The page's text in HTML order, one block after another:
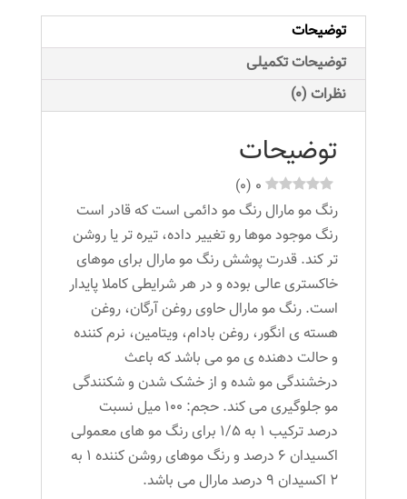
روشن
شماره
8.51
عدد
توضیحات
توضیحات تکمیلی
نظرات (0)
توضیحات
0
(
0
)
رنگ مو مارال رنگ مو دائمی است که قادر است
رنگ موجود موها رو تغییر داده، تیره تر یا روشن
تر کند. قدرت پوشش رنگ مو مارال برای موهای
خاکستری عالی بوده و در هر شرایطی کاملا پایدار
است. رنگ مو مارال حاوی روغن آرگان، روغن
هسته ی انگور، روغن بادام، ویتامین، نرم کننده
و حالت دهنده ی مو می باشد که باعث
درخشندگی مو شده و از خشک شدن و شکنندگی
مو جلوگیری می کند. حجم: ۱۰۰ میل نسبت
درصد ترکیب ۱ به ۱/۵ برای رنگ مو های معمولی
اکسیدان ۶ درصد و رنگ موهای روشن کننده ۱ به
۲ اکسیدان ۹ درصد مارال می باشد.